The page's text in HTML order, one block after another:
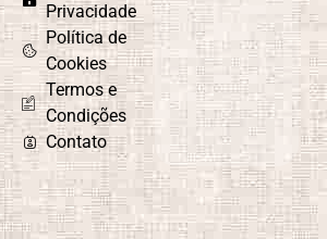
Curiosidade e
Aprendizado
Desafios e
Superação
Privacidade
Política de
Cookies
Termos e
Condições
Contato